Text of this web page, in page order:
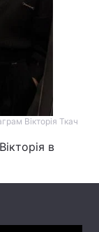
Вікторія Ткач
в